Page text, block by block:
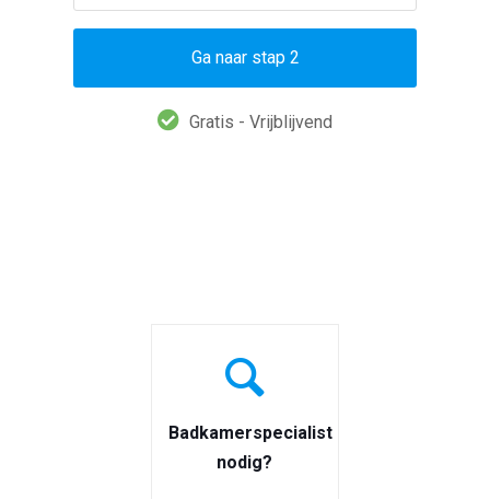
Ga naar stap 2
Gratis - Vrijblijvend
Badkamerspecialist
nodig?